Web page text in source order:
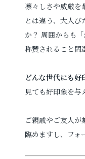
凛々しさや威厳を
とは違う、大人
か？ 周囲からも
称賛されること間
どんな世代にも好
見ても好印象を与
ご親戚やご友人が
臨めますし、フォ